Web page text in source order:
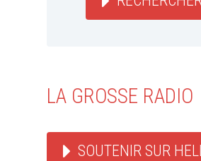
LA GROSSE RADIO
SOUTENIR SUR